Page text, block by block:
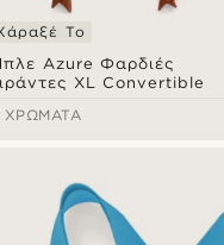
Azure Φαρδιές
XL Convertible
Το
ΧΡΏΜΑΤΑ